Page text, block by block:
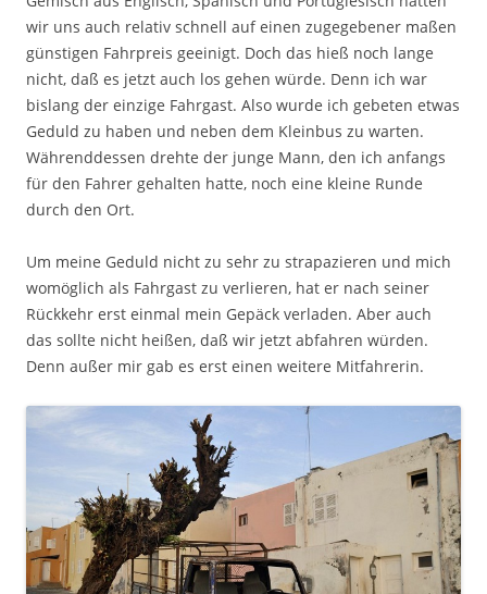
wir uns auch relativ schnell auf einen zugegebener maßen
günstigen Fahrpreis geeinigt. Doch das hieß noch lange
nicht, daß es jetzt auch los gehen würde. Denn ich war
bislang der einzige Fahrgast. Also wurde ich gebeten etwas
Geduld zu haben und neben dem Kleinbus zu warten.
Währenddessen drehte der junge Mann, den ich anfangs
für den Fahrer gehalten hatte, noch eine kleine Runde
durch den Ort.
Um meine Geduld nicht zu sehr zu strapazieren und mich
womöglich als Fahrgast zu verlieren, hat er nach seiner
Rückkehr erst einmal mein Gepäck verladen. Aber auch
das sollte nicht heißen, daß wir jetzt abfahren würden.
Denn außer mir gab es erst einen weitere Mitfahrerin.